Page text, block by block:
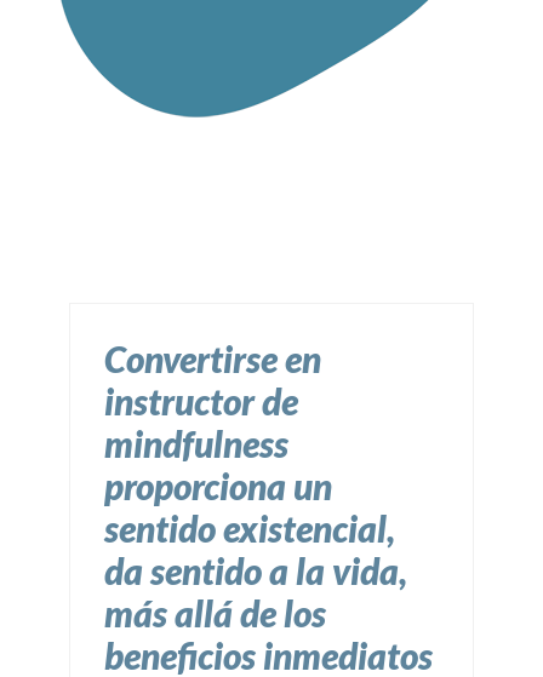
Convertirse en
instructor de
mindfulness
proporciona un
sentido existencial,
da sentido a la vida,
más allá de los
beneficios inmediatos